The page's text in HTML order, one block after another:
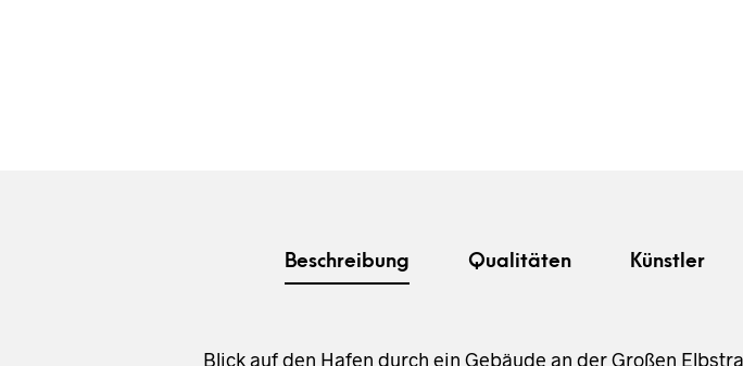
Beschreibung Qualitäten Künstler
Blick auf den Hafen durch ein Gebäude an der Großen